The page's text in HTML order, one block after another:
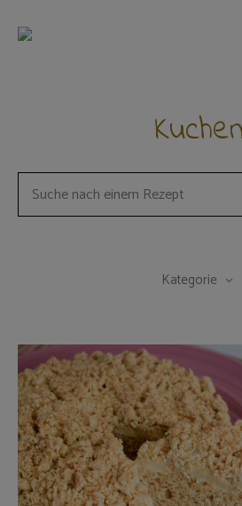
TEIGWUNDER
Backen
a
Kategorie